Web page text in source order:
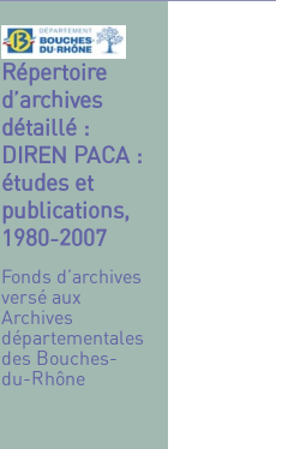
Répertoire
d’archives
détaillé :
DIREN PACA :
études et
publications,
1980-2007
Fonds d’archives
versé aux
Archives
départementales
des Bouches-
du-Rhône